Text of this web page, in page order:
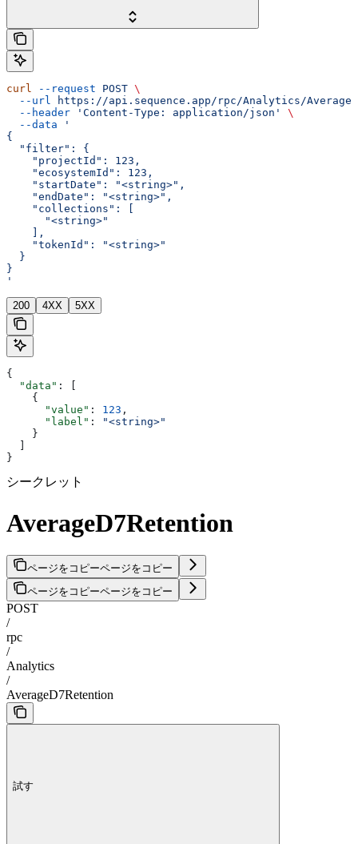
curl --request POST \
  --url
https://api.sequence.app/rpc/Analytics/
  --header
'Content-Type: application/json'
\
  --data
'
{
  "filter": {
    "projectId": 123,
    "ecosystemId": 123,
    "startDate": "<string>",
    "endDate": "<string>",
    "collections": [
      "<string>"
    ],
    "tokenId": "<string>"
  }
}
'
200 4XX 5XX
{
  "data"
: [
    {
      "value"
: 123 ,
      "label"
:
"<string>"
    }
}
シークレット
AverageD7Retention
ページをコピーページをコピー
ページをコピーページをコピー
POST
/
rpc
/
Analytics
/
AverageD7Retention
試す